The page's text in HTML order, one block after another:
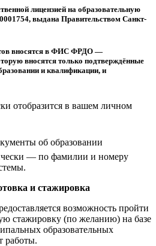
лицензией на образовательную
выдана Правительством Санкт-
вносятся в ФИС ФРДО —
вносятся только подтверждённые
и квалификации, и
отобразится в вашем личном
об образовании
— по фамилии и номеру
и стажировка
возможность пройти
стажировку (по желанию) на базе
образовательных
работы.